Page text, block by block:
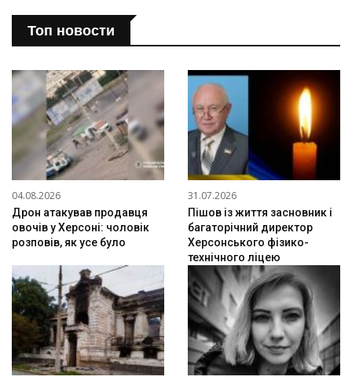
Топ новости
04.08.2026
Дрон атакував продавця
овочів у Херсоні: чоловік
розповів, як усе було
31.07.2026
Пішов із життя засновник і
багаторічний директор
Херсонського фізико-
технічного ліцею